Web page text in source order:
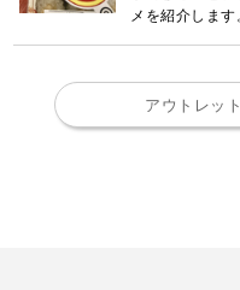
メを紹介します
アウトレッ